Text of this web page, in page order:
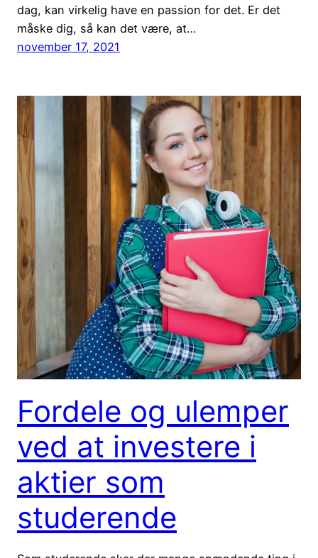
dag, kan virkelig have en passion for det. Er det
måske dig, så kan det være, at…
november 17, 2021
Fordele og ulemper
ved at investere i
aktier som
studerende